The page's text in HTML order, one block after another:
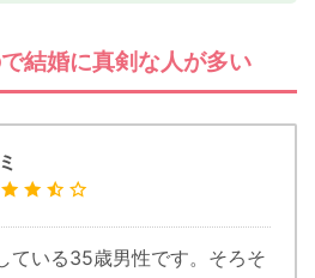
結婚に真剣な人が多い
ている35歳男性です。そろそ